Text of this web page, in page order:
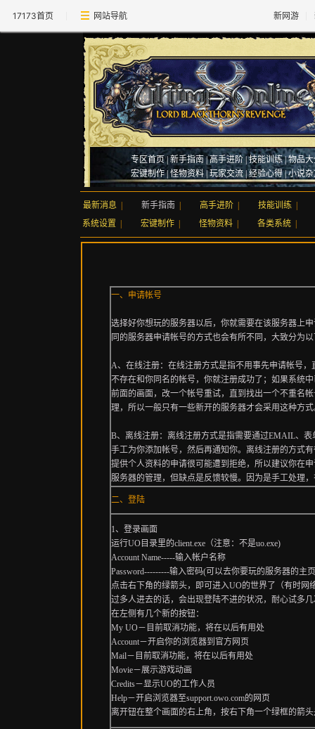
17173首页 网站导航 新网游
专区首页|新手指南 |高手进阶 |技能训练|物品
宏键制作| 怪物资料 |玩家交流 |经验心得|小说
最新消息 新手指南 高手进阶 技能训练
系统设置
宏键制作 怪物资料 各类系统
一、申请帐号
选择好你想玩的服务器以后，你就需要在该服务器上
同的服务器申请帐号的方式也会有所不同，大致分为
A、在线注册：在线注册方式是指不用事先申请帐号
不存在和你同名的帐号，你就注册成功了；如果系统
前面的画面，改一个帐号重试，直到找出一个不重名
理，所以一般只有一些新开的服务器才会采用这种方
B、离线注册：离线注册方式是指需要通过EMAIL、
手工为你添加帐号，然后再通知你。离线注册的方式
提供个人资料的申请很可能遭到拒绝，所以建议你在
服务器的管理，但缺点是反馈较慢。因为是手工处理
二、登陆
1、登录画面
运行UO目录里的client.exe（注意：不是uo.exe)
Account Name-----输入帐户名称
Password---------输入密码(可以去你要玩的服务器的主
点击右下角的绿箭头，即可进入UO的世界了（有时网
过多人进去的话，会出现登陆不进的状况，耐心试多
在左侧有几个新的按钮：
My UO－目前取消功能，将在以后有用处
Account－开启你的浏览器到官方网页
Mail－目前取消功能，将在以后有用处
Movie－展示游戏动画
Credits－显示UO的工作人员
Help－开启浏览器至support.owo.com的网页
离开钮在整个画面的右上角，按右下角一个绿框的箭